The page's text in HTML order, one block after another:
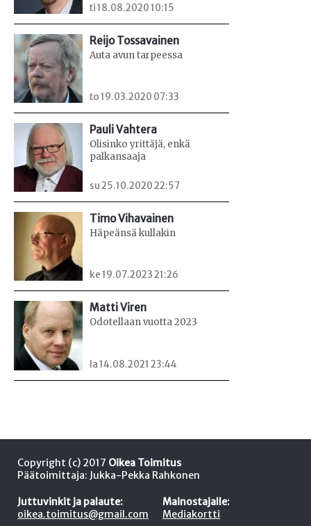
ti 18.08.2020 10:15
Reijo Tossavainen
Auta avun tarpeessa
to 19.03.2020 07:33
Pauli Vahtera
Olisinko yrittäjä, enkä
palkansaaja
su 25.10.2020 22:57
Timo Vihavainen
Häpeänsä kullakin
ke 19.07.2023 21:26
Matti Viren
Odotellaan vuotta 2023
la 14.08.2021 23:44
Copyright (c) 2017 Oikea Toimitus
Päätoimittaja: Jukka-Pekka Rahkonen
Juttuvinkit ja palaute:
oikea.toimitus@gmail.com
Mainostajalle:
Mediakortti